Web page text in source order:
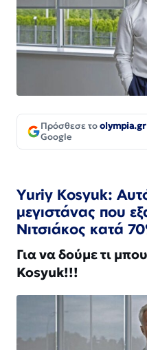
Πρόσθεσε τοolympia.gr
Google
Yuriy Kosyuk:
μεγιστάνας που
Νιτσιάκος κατά
Για να δούμε τι
Kosyuk!!!